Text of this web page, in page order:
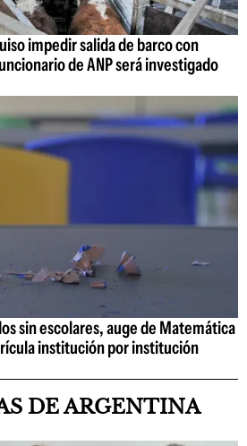
impedir salida de barco con
de ANP será investigado
sin escolares, auge de Matemática
institución por institución
DE ARGENTINA